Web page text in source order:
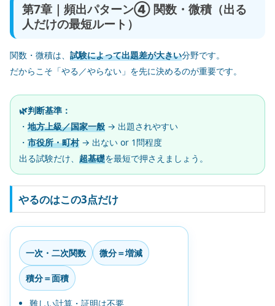
第7章｜頻出パターン④ 関数・微積（出る
人だけの最短ルート）
関数・微積は、 試験によって出題差が大きい分野です。
だからこそ「やる／やらない」を先に決めるのが重要です。
🌿判断基準：
・ 地方上級／国家一般 → 出題されやすい
・ 市役所・町村→ 出ない or 1問程度
出る試験だけ、 超基礎を最短で押さえましょう。
やるのはこの3点だけ
一次・二次関数 微分＝増減
積分＝面積
難しい計算・証明は不要